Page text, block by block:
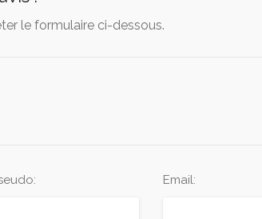
le formulaire ci-dessous.
Email: